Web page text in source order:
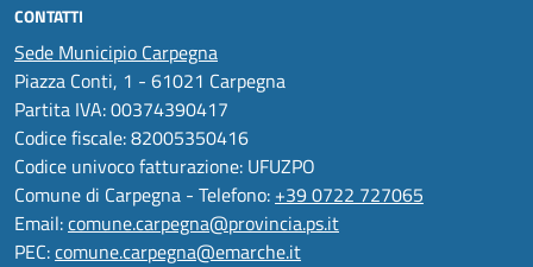
CONTATTI
Sede Municipio Carpegna
Piazza Conti, 1 - 61021 Carpegna
Partita IVA: 00374390417
Codice fiscale: 82005350416
Codice univoco fatturazione: UFUZPO
Comune di Carpegna - Telefono: +39 0722 727065
Email:comune.carpegna@provincia.ps.it
PEC:comune.carpegna@emarche.it